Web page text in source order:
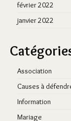
février 2022
janvier 2022
Association
Causes à
Information
Mariage